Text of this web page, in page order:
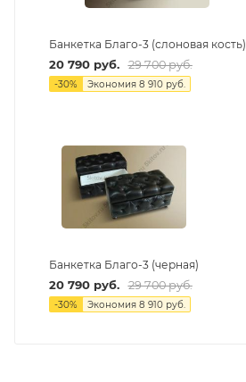
Банкетка Благо-3 (слоновая кость)
20 790руб. 29 700руб.
-30% Экономия 8 910руб.
Банкетка Благо-3 (черная)
20 790руб. 29 700руб.
-30% Экономия 8 910руб.